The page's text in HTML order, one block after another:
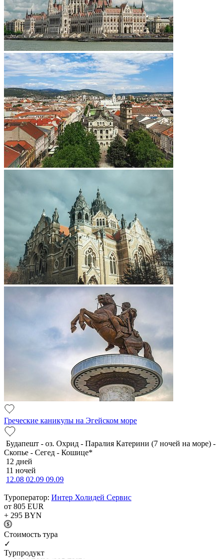
Греческие каникулы на Эгейском море
Будапешт - оз. Охрид - Паралия Катерини (7 ночей на море) -
Скопье - Сегед - Кошице*
12 дней
11 ночей
12.08 02.09 09.09
Туроператор: Интер Холидей Сервис
от 805 EUR
+ 295 BYN
Cтоимость тура
✓
Турпродукт